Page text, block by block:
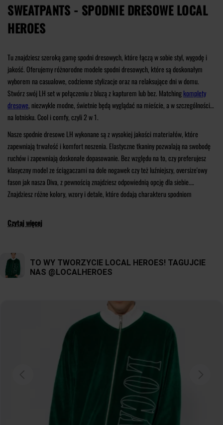
SWEATPANTS - SPODNIE DRESOWE LOCAL
HEROES
Tu znajdziesz szeroką gamę spodni dresowych, które łączą w sobie styl, wygodę i
jakość. Oferujemy różnorodne modele spodni dresowych, które są doskonałym
wyborem na casualowe, codzienne stylizacje oraz na relaksujące dni w domu.
Stwórz swój LH set w połączeniu z bluzą z kapturem lub bez. Matchingkomplety
dresowe, niezwykle modne, świetnie będą wyglądać na mieście, a w szczególności
na lotnisku. Cool i comfy, czyli 2 w 1.
Nasze spodnie dresowe LH wykonane są z wysokiej jakości materiałów, które
zapewniają trwałość i komfort noszenia. Elastyczne tkaniny pozwalają na swobodę
ruchów i zapewniają doskonałe dopasowanie. Bez względu na to, czy preferujesz
klasyczny model ze ściągaczami na dole nogawek czy też luźniejszy, oversize'owy
fason jak nasza Diva, z pewnością znajdziesz odpowiednią opcję dla siebie.
Znajdziesz różne kolory, wzory i detale, które dodają charakteru spodniom
subtelnego haftu. Dresy są nie tylko wygodne, ale również świetnie prezentują się
jako element modnych, casualowych outfitów. Doskonale łączą styl z
spotkanie ze znajomymi. Możesz je zestawiać z różnymi górami, takimi jak bluzki,
swetry
czy koszulki , tworząc różnorodne, niezobowiązujące stylizacje. Niezależnie
od Twojego gustu i preferencji, w Local Heroes Store znajdziesz damskie spodnie
stylowym ubraniu, które podkreśli Twój indywidualny charakter i pozwoli czuć się
Czytaj więcej